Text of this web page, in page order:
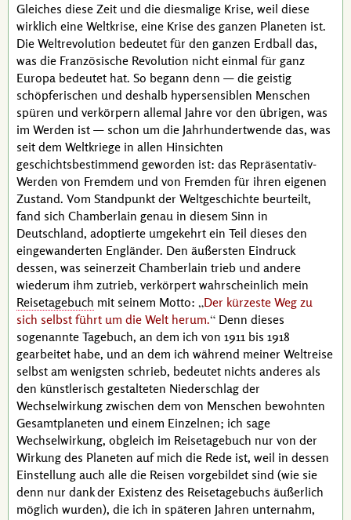
Gleiches diese Zeit und die diesmalige Krise, weil diese
wirklich eine Weltkrise, eine Krise des ganzen Planeten ist.
Die Weltrevolution bedeutet für den ganzen Erdball das,
was die Französische Revolution nicht einmal für ganz
Europa bedeutet hat. So begann denn — die geistig
schöpferischen und deshalb hypersensiblen Menschen
spüren und verkörpern allemal Jahre vor den übrigen, was
im Werden ist — schon um die Jahrhundertwende das, was
seit dem Weltkriege in allen Hinsichten
geschichtsbestimmend geworden ist: das Repräsentativ-
Werden von Fremdem und von Fremden für ihren eigenen
Zustand. Vom Standpunkt der Weltgeschichte beurteilt,
fand sich Chamberlain genau in diesem Sinn in
Deutschland, adoptierte umgekehrt ein Teil dieses den
eingewanderten Engländer. Den äußersten Eindruck
dessen, was seinerzeit Chamberlain trieb und andere
wiederum ihm zutrieb, verkörpert wahrscheinlich mein
Reisetagebuch mit seinem Motto:
Der kürzeste Weg zu
sich selbst führt um die Welt herum.
Denn dieses
sogenannte Tagebuch, an dem ich von 1911 bis 1918
gearbeitet habe, und an dem ich während meiner Weltreise
selbst am wenigsten schrieb, bedeutet nichts anderes als
den künstlerisch gestalteten Niederschlag der
Wechselwirkung zwischen dem von Menschen bewohnten
Gesamtplaneten und einem Einzelnen; ich sage
Wechselwirkung, obgleich im Reisetagebuch nur von der
Wirkung des Planeten auf mich die Rede ist, weil in dessen
Einstellung auch alle die Reisen vorgebildet sind (wie sie
denn nur dank der Existenz des Reisetagebuchs äußerlich
möglich wurden), die ich in späteren Jahren unternahm,